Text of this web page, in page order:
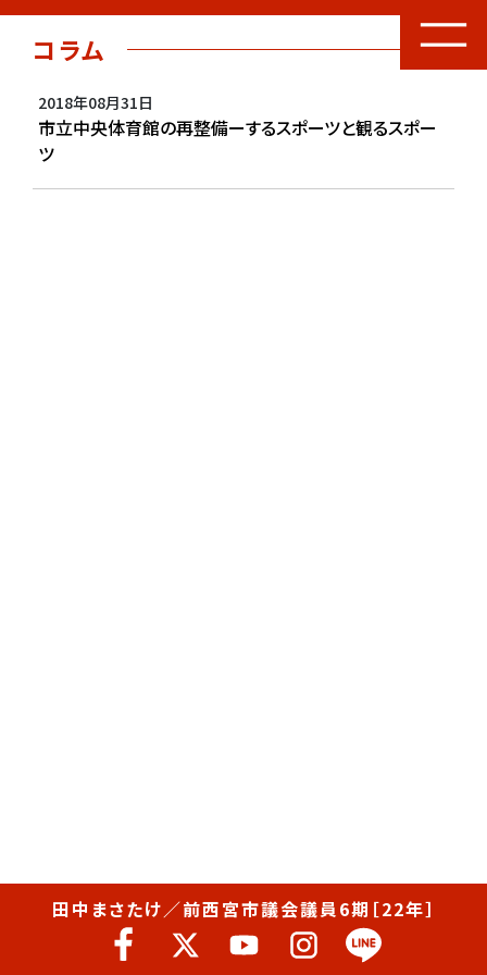
コラム
2018年08月31日
市立中央体育館の再整備ーするスポーツと観るスポー
ツ
田中まさたけ／前西宮市議会議員6期［22年］